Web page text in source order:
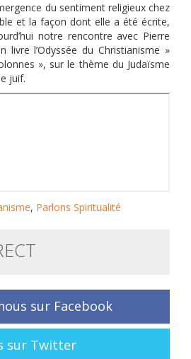
du sentiment religieux chez
et la façon dont elle a été écrite,
notre rencontre avec Pierre
livre l’Odyssée du Christianisme »
», sur le thème du Judaïsme
juif.
, Parlons Spiritualité
sur Facebook
sur Twitter